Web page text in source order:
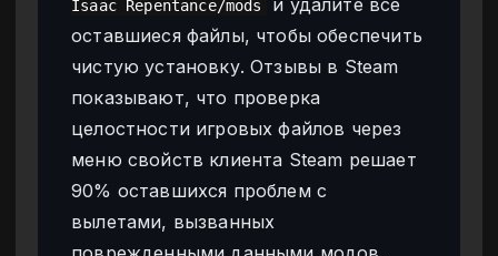
Isaac Repentance/mods
и удалите все
оставшиеся файлы, чтобы обеспечить
чистую установку. Отзывы в Steam
показывают, что проверка
целостности игровых файлов через
меню свойств клиента Steam решает
90% оставшихся проблем с
вылетами, вызванных